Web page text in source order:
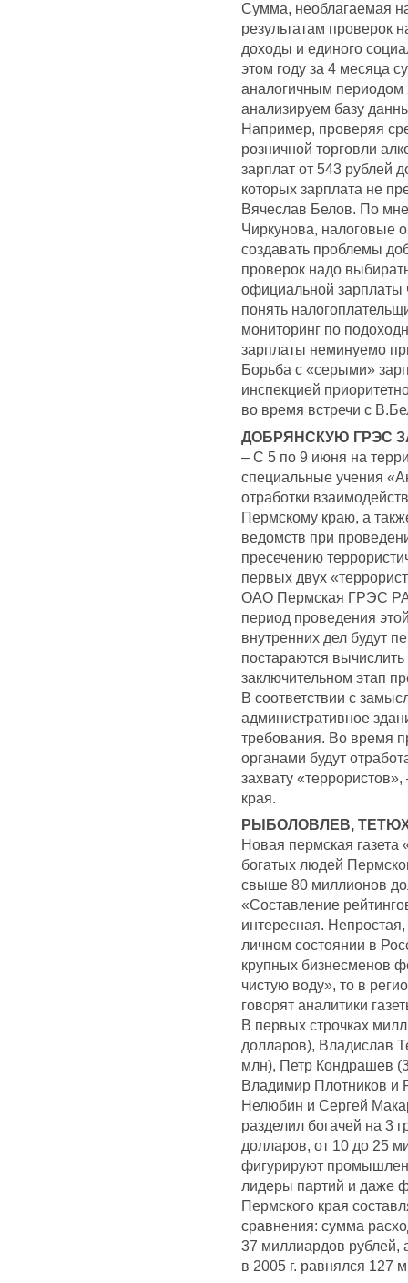
Сумма, необлагаемая
результатам проверок
доходы и единого
этом году за 4 месяца
аналогичным
анализируем базу
Например, проверяя
розничной торговли
зарплат от 543 рублей
которых зарплата не
Вячеслав Белов. По
Чиркунова, налоговые
создавать проблемы
проверок надо
официальной зарплаты
понять
мониторинг по
зарплаты неминуемо
Борьба с «серыми»
инспекцией
во время встречи с
ДОБРЯНСКУЮ ГРЭС
– С 5 по 9 июня на
специальные учения
отработки
Пермскому краю, а
ведомств при
пресечению
первых двух
ОАО Пермская ГРЭС
период проведения
внутренних дел будут
постараются
заключительном этап
В соответствии с
административное
требования. Во время
органами будут
захвату
края.
РЫБОЛОВЛЕВ,
Новая пермская газета
богатых людей
свыше 80 миллионов
«Составление
интересная.
личном состоянии в
крупных бизнесменов
чистую воду», то в
говорят аналитики
В первых строчках
долларов), Владислав
млн), Петр Кондрашев
Владимир Плотников и
Нелюбин и Сергей
разделил богачей на 3
долларов, от 10 до 25
фигурируют
лидеры партий и даже
Пермского края
сравнения: сумма
37 миллиардов рублей,
в 2005 г. равнялся 127